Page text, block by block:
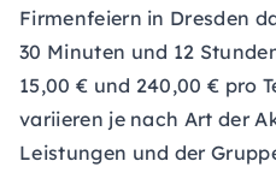
Firmenfeiern in Dresden
30 Minuten und 12
15,00 € und 240,00 € pro
variieren je nach Art der
Leistungen und der